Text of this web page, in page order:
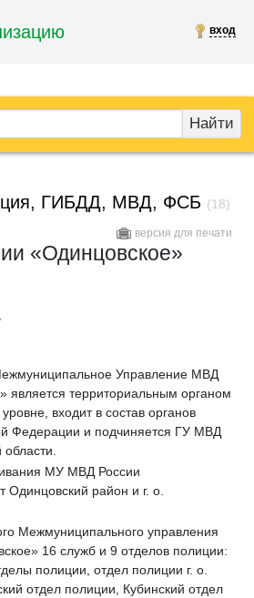
вход
Найти
ГИБДД, МВД, ФСБ (18)
версия для печати
«Одинцовское»
Управление МВД
является территориальным органом
входит в состав органов
Федерации и подчиняется ГУ МВД
МУ МВД России
Одинцовский район и г. о.
Межмуниципального управления
16 служб и 9 отделов полиции:
полиции, отдел полиции г. о.
отдел полиции, Кубинский отдел